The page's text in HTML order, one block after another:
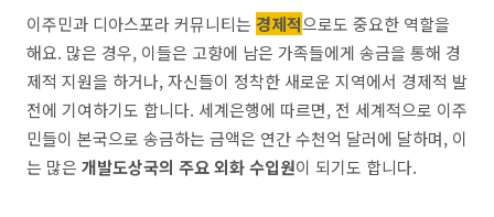
이주민과 디아스포라 커뮤니티는 경제적으로도 중요한 역할을
해요. 많은 경우, 이들은 고향에 남은 가족들에게 송금을 통해 경
제적 지원을 하거나, 자신들이 정착한 새로운 지역에서 경제적 발
전에 기여하기도 합니다. 세계은행에 따르면, 전 세계적으로 이주
민들이 본국으로 송금하는 금액은 연간 수천억 달러에 달하며, 이
는 많은 개발도상국의 주요 외화 수입원이 되기도 합니다.